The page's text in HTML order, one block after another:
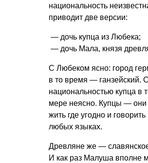
национальность
приводит две версии:
— дочь купца из Любека;
— дочь Мала, князя
С Любеком ясно: город
в то время — ганзейский. С
национальностью купца в
мере неясно. Купцы — они
жить где угодно и говорить
любых языках.
Древляне же —
И как раз Малуша вполне